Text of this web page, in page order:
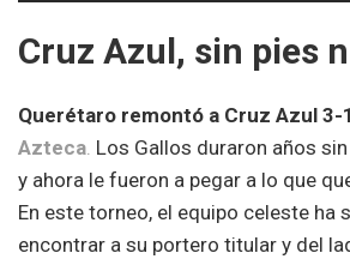
Cruz Azul, sin pies
Querétaro remontó a Cruz Azul 3-
Azteca. Los Gallos duraron años
y ahora le fueron a pegar a lo que
En este torneo, el equipo celeste ha
encontrar a su portero titular y del